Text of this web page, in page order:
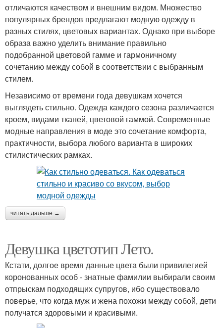
отличаются качеством и внешним видом. Множество
популярных брендов предлагают модную одежду в
разных стилях, цветовых вариантах. Однако при выборе
образа важно уделить внимание правильно
подобранной цветовой гамме и гармоничному
сочетанию между собой в соответствии с выбранным
стилем.
Независимо от времени года девушкам хочется
выглядеть стильно. Одежда каждого сезона различается
кроем, видами тканей, цветовой гаммой. Современные
модные направления в моде это сочетание комфорта,
практичности, выбора любого варианта в широких
стилистических рамках.
читать дальше →
Девушка цветотип Лето.
Кстати, долгое время данные цвета были привилегией
коронованных особ - знатные фамилии выбирали своим
отпрыскам подходящих супругов, ибо существовало
поверье, что когда муж и жена похожи между собой, дети
получатся здоровыми и красивыми.